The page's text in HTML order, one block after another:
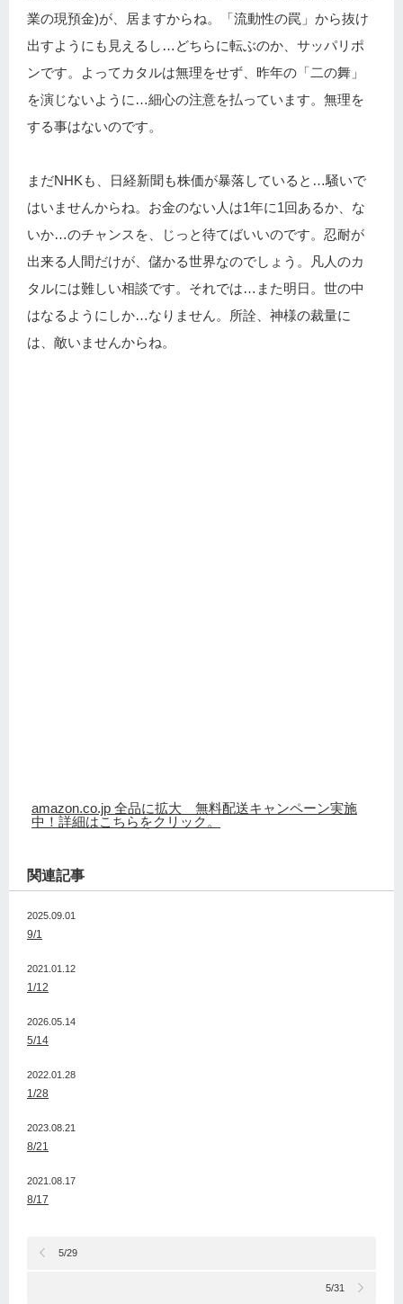
業の現預金)が、居ますからね。「流動性の罠」から抜け
出すようにも見えるし…どちらに転ぶのか、サッパリポ
ンです。よってカタルは無理をせず、昨年の「二の舞」
を演じないように…細心の注意を払っています。無理を
する事はないのです。
まだNHKも、日経新聞も株価が暴落していると…騒いで
はいませんからね。お金のない人は1年に1回あるか、な
いか…のチャンスを、じっと待てばいいのです。忍耐が
出来る人間だけが、儲かる世界なのでしょう。凡人のカ
タルには難しい相談です。それでは…また明日。世の中
はなるようにしか…なりません。所詮、神様の裁量に
は、敵いませんからね。
amazon.co.jp 全品に拡大 無料配送キャンペーン実施
中！詳細はこちらをクリック。
関連記事
2025.09.01
9/1
2021.01.12
1/12
2026.05.14
5/14
2022.01.28
1/28
2023.08.21
8/21
2021.08.17
8/17
5/29
5/31